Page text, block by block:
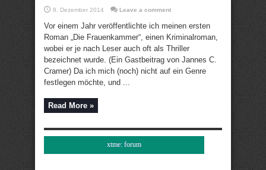
8. Dezember 2014 Leave a comment
Vor einem Jahr veröffentlichte ich meinen ersten
Roman „Die Frauenkammer“, einen Kriminalroman,
wobei er je nach Leser auch oft als Thriller
bezeichnet wurde. (Ein Gastbeitrag von Jannes C.
Cramer) Da ich mich (noch) nicht auf ein Genre
festlegen möchte, und ...
Read More »
xtme: forum